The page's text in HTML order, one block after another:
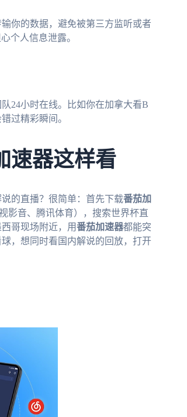
你的数据，避免被第三方监听或者
个人信息泄露。
24小时在线。比如你在加拿大看B
过精彩瞬间。
速器这样看
的直播？很简单：首先下载番茄加
影音、腾讯体育），搜索世界杯直
哥现场附近，用番茄加速器都能突
，想同时看国内解说的回放，打开